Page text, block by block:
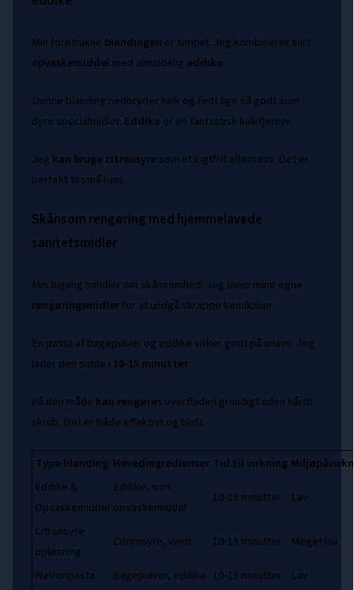
Min foretrukne blandingen er simpel. Jeg kombinerer surt
opvaskemiddel med almindelig eddike.
Denne blanding nedbryder kalk og fedt lige så godt som
dyre specialmidler. Eddikeer en fantastisk kalkfjerner.
Jeg kan brugecitronsyresom et lugtfrit alternativ. Det er
perfekt til små rum.
Skånsom rengøring med hjemmelavede
sanitetsmidler
Min tilgang handler om skånsomhed. Jeg laver mine egne
rengøringsmidlerfor at undgå skrappe kemikalier.
En pasta af bagepulver og eddike virker godt på snavs. Jeg
lader den sidde i 10-15 minutter.
På den måde kan rengøresoverfladen grundigt uden hårdt
skrub. Det er både effektivt og blidt.
Type blanding Hovedingredienser Tid til virkning
Eddike &
Opvaskemiddel
Eddike, surt
opvaskemiddel
10-15 minutter Lav
Citronsyre
opløsning
Citronsyre, vand 10-15 minutter Meget lav
Natronpasta Bagepulver, eddike 10-15 minutter Lav